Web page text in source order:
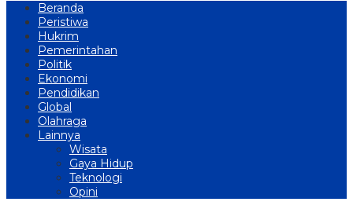
Beranda
Peristiwa
Hukrim
Pemerintahan
Politik
Ekonomi
Pendidikan
Global
Olahraga
Lainnya
Wisata
Gaya Hidup
Teknologi
Opini